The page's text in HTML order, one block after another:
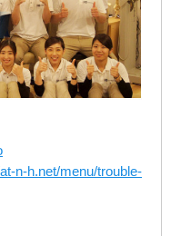
n-h.net/menu/trouble-